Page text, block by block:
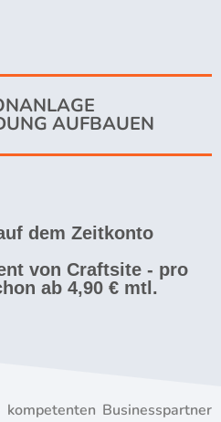
AUFBAUEN
dem Zeitkonto
von Craftsite - pro
ab 4,90 € mtl.
Businesspartner